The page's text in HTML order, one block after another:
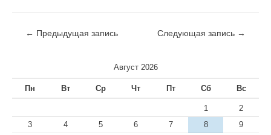
← Предыдущая запись Следующая запись →
Август 2026
Пн Вт Ср Чт Пт Сб Вс
1
2
3
4 5 6 7 8
9